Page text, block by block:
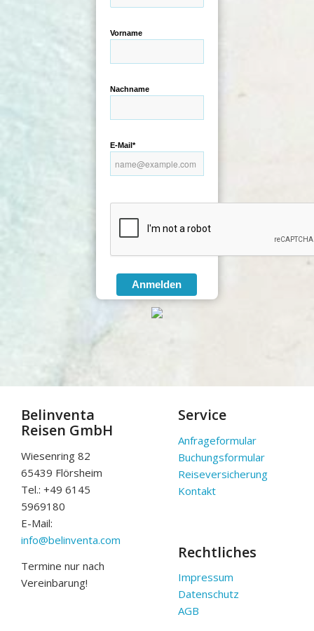
Vorname
Nachname
E-Mail*
Anmelden
Belinventa
Reisen GmbH
Wiesenring 82
65439 Flörsheim
Tel.: +49 6145
5969180
E-Mail:
info@belinventa.com
Termine nur nach
Vereinbarung!
Service
Anfrageformular
Buchungsformular
Reiseversicherung
Kontakt
Rechtliches
Impressum
Datenschutz
AGB